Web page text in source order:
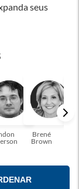
seus
para novos
sem sair do
crescimento
A leitura
a transformar a
para você!
Brené
Brown